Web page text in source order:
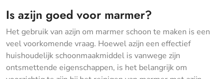
Is azijn goed voor marmer?
Het gebruik van azijn om marmer schoon te maken is een
veel voorkomende vraag. Hoewel azijn een effectief
huishoudelijk schoonmaakmiddel is vanwege zijn
ontsmettende eigenschappen, is het belangrijk om